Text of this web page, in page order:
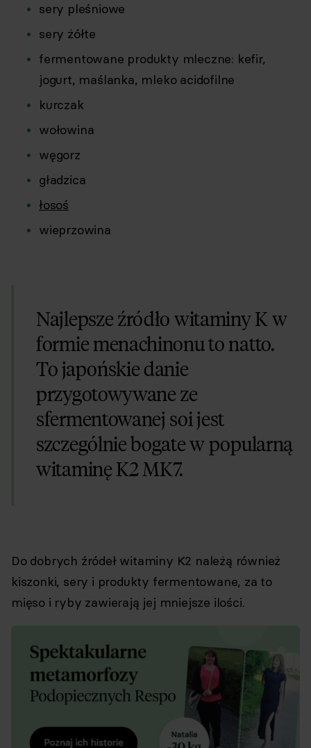
sery pleśniowe
sery żółte
fermentowane produkty mleczne: kefir,
jogurt, maślanka, mleko acidofilne
kurczak
wołowina
węgorz
gładzica
łosoś
wieprzowina
Najlepsze źródło witaminy K w
formie menachinonu to natto.
To japońskie danie
przygotowywane ze
sfermentowanej soi jest
szczególnie bogate w popularną
witaminę K2 MK7.
Do dobrych źródeł witaminy K2 należą również
kiszonki, sery i produkty fermentowane, za to
mięso i ryby zawierają jej mniejsze ilości.